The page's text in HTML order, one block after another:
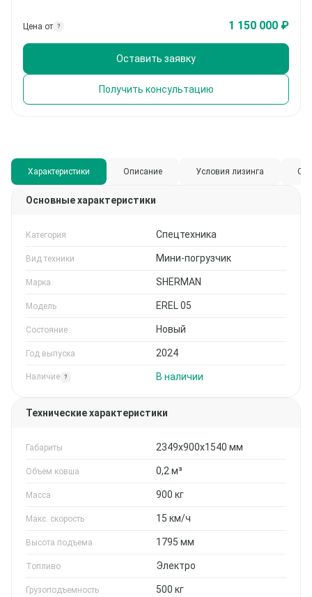
Цена от ? 1 150 000 ₽
Оставить заявку
Получить консультацию
Характеристики Описание Условия лизинга
Основные характеристики
Категория Спецтехника
Вид техники Мини-погрузчик
Марка SHERMAN
Модель EREL 05
Состояние Новый
Год выпуска 2024
Наличие ? В наличии
Технические характеристики
Габариты 2349х900х1540 мм
Объем ковша 0,2 м³
Масса 900 кг
Макс. скорость 15 км/ч
Высота подъема 1795 мм
Топливо Электро
Грузоподъемность 500 кг